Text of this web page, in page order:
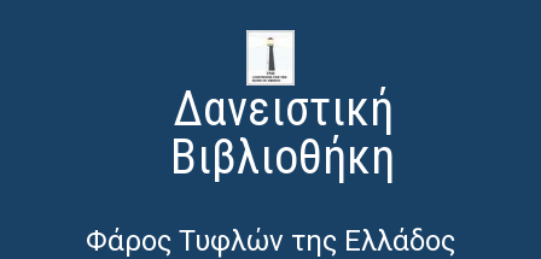
Δανειστική
Βιβλιοθήκη
Φάρος Τυφλών της Ελλάδος